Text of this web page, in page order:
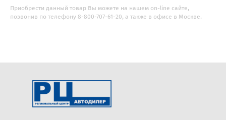
Приобрести данный товар Вы можете на нашем on-line сайте,
позвонив по телефону 8-800-707-61-20, а также в офисе в Москве.